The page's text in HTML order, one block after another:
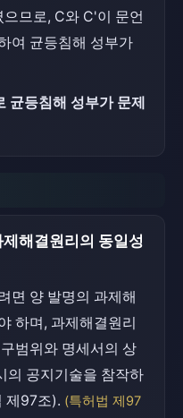
므로, C와 C'이 문언
여 균등침해 성부가
균등침해 성부가 문제
해결원리의 동일성
면 양 발명의 과제해
하며, 과제해결원리
범위와 명세서의 상
의 공지기술을 참작하
제97조). (특허법 제97